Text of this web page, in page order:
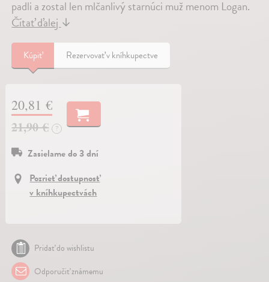
padli a zostal len mlčanlivý starnúci muž menom Logan.
Čítať ďalej↓
Kúpiť Rezervovať v kníhkupectve
20,81 €
21,90 €
?
Zasielame do 3 dní
Pozrieť dostupnosť
v kníhkupectvách
Pridať do wishlistu
Odporučiť známemu